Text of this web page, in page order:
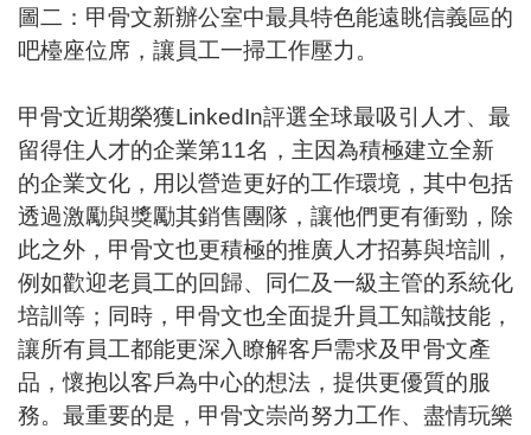
圖二：甲骨文新辦公室中最具特色能遠眺信義區的
吧檯座位席，讓員工一掃工作壓力。
甲骨文近期榮獲LinkedIn評選全球最吸引人才、最
留得住人才的企業第11名，主因為積極建立全新
的企業文化，用以營造更好的工作環境，其中包括
透過激勵與獎勵其銷售團隊，讓他們更有衝勁，除
此之外，甲骨文也更積極的推廣人才招募與培訓，
例如歡迎老員工的回歸、同仁及一級主管的系統化
培訓等；同時，甲骨文也全面提升員工知識技能，
讓所有員工都能更深入瞭解客戶需求及甲骨文產
品，懷抱以客戶為中心的想法，提供更優質的服
務。最重要的是，甲骨文崇尚努力工作、盡情玩樂